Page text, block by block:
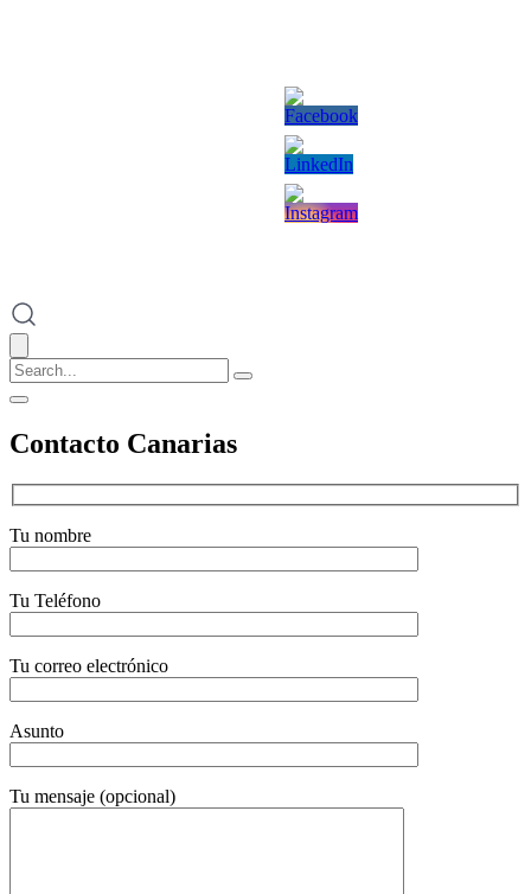
Contacto Canarias
Tu nombre
Tu Teléfono
Tu correo electrónico
Asunto
Tu mensaje (opcional)